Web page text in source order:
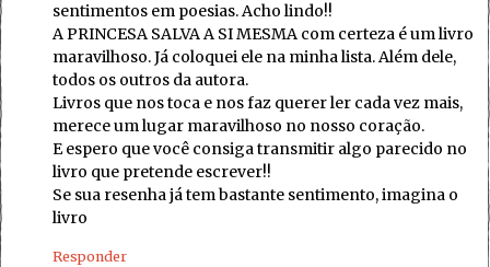
sentimentos em poesias. Acho lindo!!
A PRINCESA SALVA A SI MESMA com certeza é um livro
maravilhoso. Já coloquei ele na minha lista. Além dele,
todos os outros da autora.
Livros que nos toca e nos faz querer ler cada vez mais,
merece um lugar maravilhoso no nosso coração.
E espero que você consiga transmitir algo parecido no
livro que pretende escrever!!
Se sua resenha já tem bastante sentimento, imagina o
livro
Responder